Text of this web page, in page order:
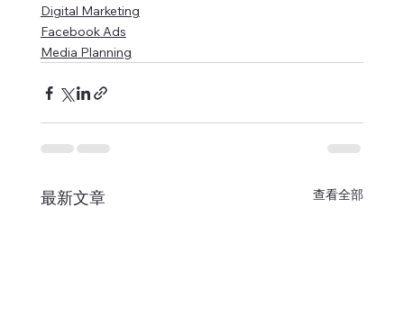
Digital Marketing
Facebook Ads
Media Planning
最新文章 查看全部